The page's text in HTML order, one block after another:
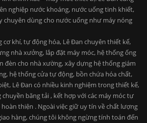
nghiệp nước khoáng, nước uống tinh khiết,
chuyên dùng cho nước uống như máy nóng
cơ khí, tự động hóa, Lê Đan chuyên thiết kế,
nhà xưởng, lắp đặt máy móc, hệ thống ống
đèn cho nhà xường, xây dựng hệ thống giám
hệ thống cửa tự động, bồn chứa hóa chất,
Lê Đan có nhiều kinh nghiệm trong thiết kế,
băng tải , kết hợp với các máy móc tự
thiện . Ngoài việc giữ uy tín về chất lượng
hàng, chúng tôi không ngừng tính toán đến